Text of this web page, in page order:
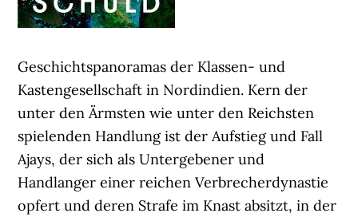
Geschichtspanoramas der Klassen- und
Kastengesellschaft in Nordindien. Kern der
unter den Ärmsten wie unter den Reichsten
spielenden Handlung ist der Aufstieg und Fall
Ajays, der sich als Untergebener und
Handlanger einer reichen Verbrecherdynastie
opfert und deren Strafe im Knast absitzt, in der